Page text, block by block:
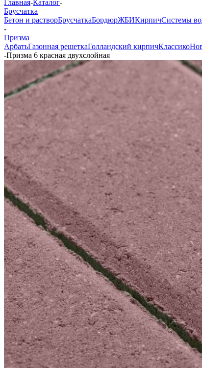
Главная-Каталог-
Брусчатка
Бетон и растворБрусчаткаБордюрЖБИКирпичСистемы
-
Призма
АрбатьГазонная решеткаГолландский кирпичКлассико
-Призма 6 красная двухслойная